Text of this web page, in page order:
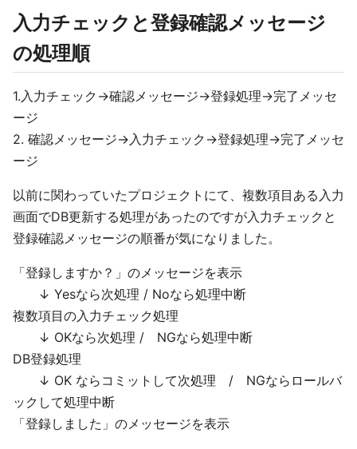
入力チェックと登録確認メッセージ
の処理順
1.入力チェック→確認メッセージ→登録処理→完了メッセ
ージ
2. 確認メッセージ→入力チェック→登録処理→完了メッセ
ージ
以前に関わっていたプロジェクトにて、複数項目ある入力
画面でDB更新する処理があったのですが入力チェックと
登録確認メッセージの順番が気になりました。
「登録しますか？」のメッセージを表示
↓ Yesなら次処理 / Noなら処理中断
複数項目の入力チェック処理
↓ OKなら次処理 / NGなら処理中断
DB登録処理
↓ OK ならコミットして次処理 / NGならロールバ
ックして処理中断
「登録しました」のメッセージを表示